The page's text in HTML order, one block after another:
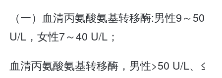
（一）血清丙氨酸氨基转移酶:男性9～50
U/L，女性7～40 U/L；
血清丙氨酸氨基转移酶，男性>50 U/L、≤